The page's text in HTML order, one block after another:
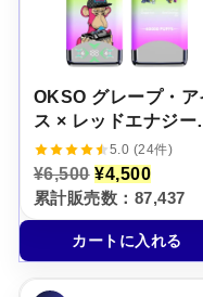
OKSO グレープ・ア
ス × レッドエナジー
アイス【ニコパフ】
5%
5.0 (24件)
¥6,500 元
の
価
格
は
¥
¥4,500現
在
の
価
格
は
累計販売数：87,437
カートに入れる